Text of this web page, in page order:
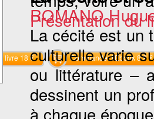
Présentation du
livre 18 € Commander l'Ebook 8.9 €
ROMANO
La cécité est un
culturelle varie
ou littérature –
dessinent un
à chaque